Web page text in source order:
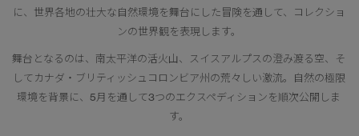
に、世界各地の壮大な自然環境を舞台にした冒険を通して、コレクショ
ンの世界観を表現します。
舞台となるのは、南太平洋の活火山、スイスアルプスの澄み渡る空、そ
してカナダ・ブリティッシュコロンビア州の荒々しい激流。自然の極限
環境を背景に、5月を通して3つのエクスペディションを順次公開しま
す。